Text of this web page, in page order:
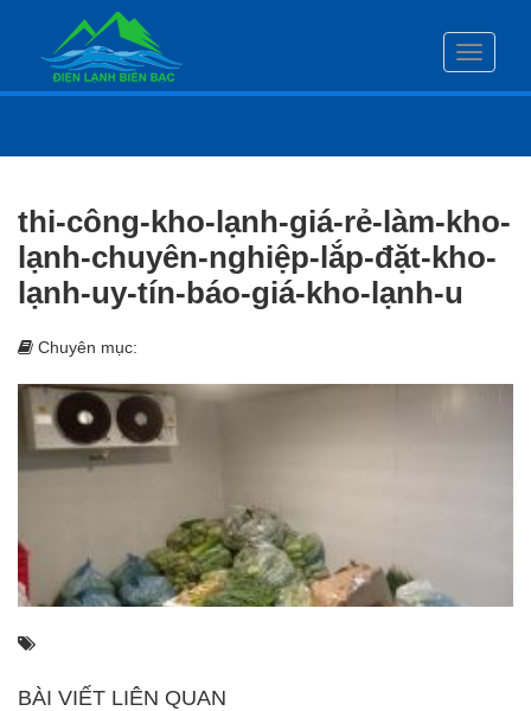
Toggle
thi-công-kho-lạnh-giá-rẻ-làm-kho-
lạnh-chuyên-nghiệp-lắp-đặt-kho-
lạnh-uy-tín-báo-giá-kho-lạnh-u
Chuyên mục:
BÀI VIẾT LIÊN QUAN